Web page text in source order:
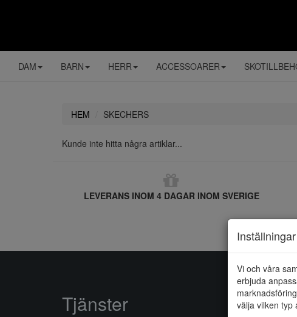
DAM BARN HERR ACCESSOARER
HEM SKECHERS
Kunde inte hitta några artiklar...
LEVERANS INOM 4 DAGAR INOM SVERIGE
Vi och våra
erbjuda
välja vilken typ
Tjänster